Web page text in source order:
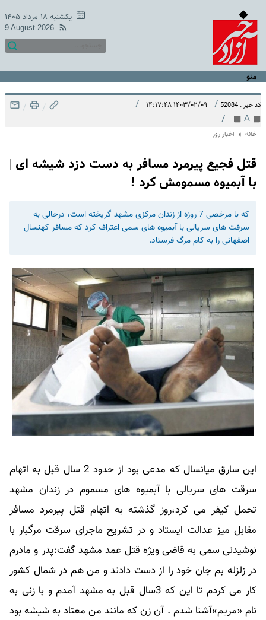
یکشنبه ۱۸ مرداد ۱۴۰۵
9 August 2026
منو
کد خبر : 52084 / ۱۴۰۳/۰۲/۰۹ ۱۴:۱۷:۴۸ /
A
/
/
/
خانه اخبار روز
قتل فجیع پیرمرد مسافر به دست دزد شیشه ای |
با آبمیوه مسمومش کرد !
که با مرخصی 7 روزه از زندان مرکزی مشهد گریخته است، درحالی به
سرقت های سریالی با آبمیوه های سمی اعتراف کرد که مسافر کهن‎سال
اصفهانی را به کام مرگ فرستاد.
این سارق میان‎سال که مدعی بود از حدود 2 سال قبل به اتهام
سرقت های سریالی با آبمیوه های مسموم در زندان مشهد
تحمل کیفر می کرد،روز گذشته به اتهام قتل پیرمرد مسافر
مقابل میز عدالت ایستاد و در تشریح ماجرای سرقت مرگبار با
نوشیدنی سمی به قاضی ویژه قتل عمد مشهد گفت:پدر و مادرم
در زلزله بم جان خود را از دست دادند و من هم در شمال کشور
کار می کردم تا این که 3سال قبل به مشهد آمدم و با زنی به
نام «مریم»آشنا شدم . آن زن که مانند من معتاد به شیشه بود